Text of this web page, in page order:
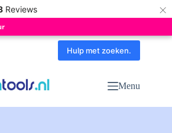
Reviews ×
Hulp met zoeken.
Menu